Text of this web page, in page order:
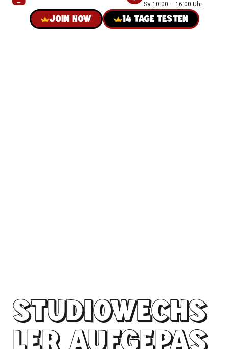
Sa 10:00 – 16:00 Uhr
JOIN NOW 14 TAGE TESTEN
STUDIOWECHS